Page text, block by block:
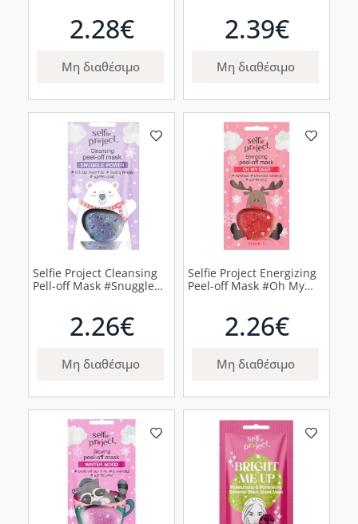
2.28€
Μη διαθέσιμο
2.39€
Μη διαθέσιμο
Selfie Project Cleansing
Pell-off Mask #Snuggle
2.26€
Μη διαθέσιμο
Selfie Project Energizing
Peel-off Mask #Oh My
2.26€
Μη διαθέσιμο